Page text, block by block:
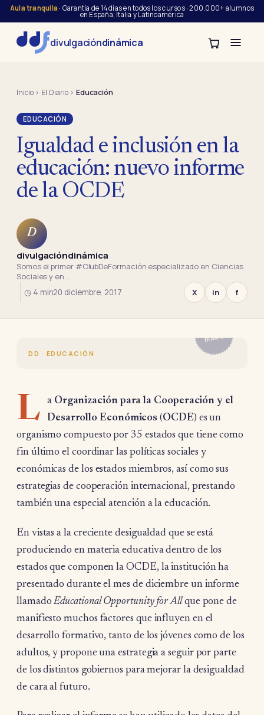
Aula tranquila· Garantía de 14 días en todos los cursos · 200.000+ alumnos
en España, Italia y Latinoamérica
divulgacióndinámica
Inicio› El Diario›Educación
EDUCACIÓN
Igualdad e inclusión en la
educación: nuevo informe
de la OCDE
D
divulgacióndinámica
Somos el primer #ClubDeFormación especializado en Ciencias
Sociales y en…
◷ 4 min20 diciembre, 2017 X in f
DD · EDUCACIÓN
DIARIO
L a Organización para la Cooperación y el
Desarrollo Económicos (OCDE) es un
organismo compuesto por 35 estados que tiene como
fin último el coordinar las políticas sociales y
económicas de los estados miembros, así como sus
estrategias de cooperación internacional, prestando
también una especial atención a la educación.
En vistas a la creciente desigualdad que se está
produciendo en materia educativa dentro de los
estados que componen la OCDE, la institución ha
presentado durante el mes de diciembre un informe
llamadoEducational Opportunity for Allque pone de
manifiesto muchos factores que influyen en el
desarrollo formativo, tanto de los jóvenes como de los
adultos, y propone una estrategia a seguir por parte
de los distintos gobiernos para mejorar la desigualdad
de cara al futuro.